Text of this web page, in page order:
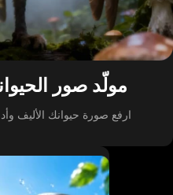
مولّد صور
ارفع صورة حيوانك الأليف